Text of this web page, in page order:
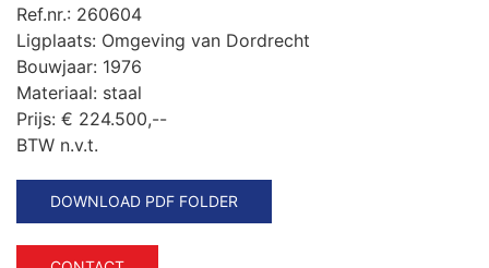
Ref.nr.: 260604
Ligplaats: Omgeving van Dordrecht
Bouwjaar: 1976
Materiaal: staal
Prijs: € 224.500,--
BTW n.v.t.
DOWNLOAD PDF FOLDER